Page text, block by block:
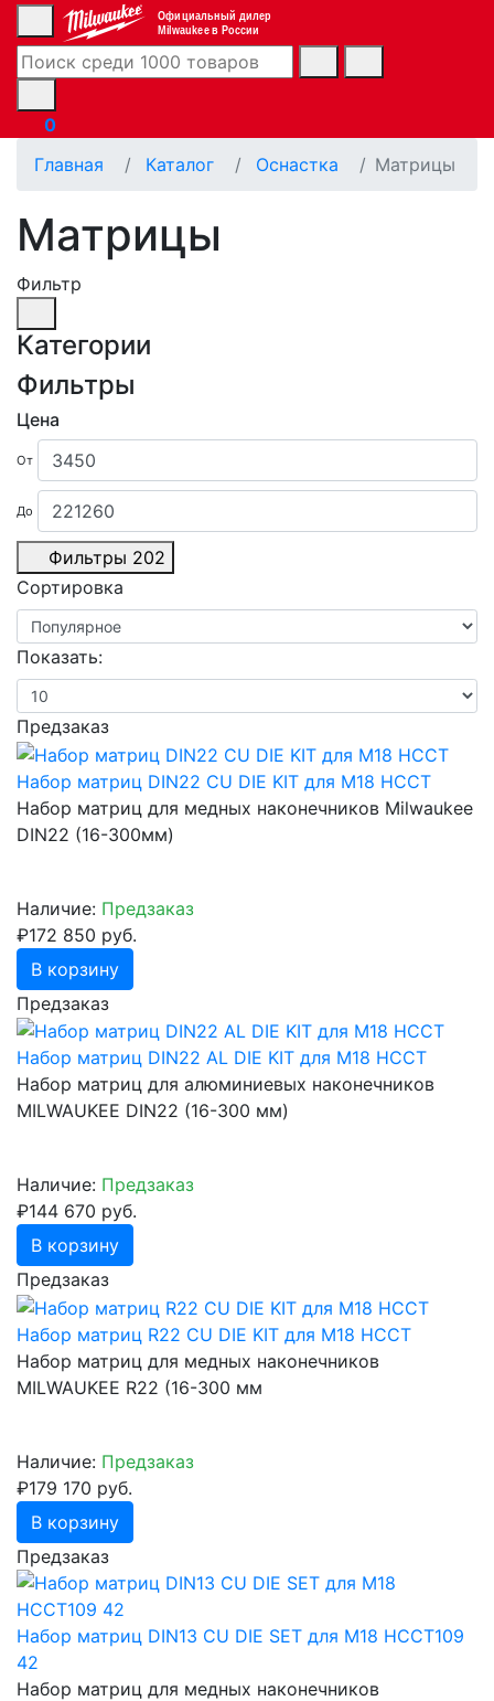
Официальный дилер
Milwaukee в России
0
Главная
Каталог Оснастка Матрицы
Матрицы
Фильтр
Категории
Фильтры
Цена
От
До
Фильтры 202
Сортировка
Показать:
Предзаказ
Набор матриц DIN22 CU DIE KIT для M18 HCCT
Набор матриц для медных наконечников Milwaukee
DIN22 (16-300мм)
Наличие: Предзаказ
₽172 850 руб.
В корзину
Предзаказ
Набор матриц DIN22 AL DIE KIT для M18 HCCT
Набор матриц для алюминиевых наконечников
MILWAUKEE DIN22 (16-300 мм)
Наличие: Предзаказ
₽144 670 руб.
В корзину
Предзаказ
Набор матриц R22 CU DIE KIT для M18 HCCT
Набор матриц для медных наконечников
MILWAUKEE R22 (16-300 мм
Наличие: Предзаказ
₽179 170 руб.
В корзину
Предзаказ
Набор матриц DIN13 CU DIE SET для M18 HCCT109
42
Набор матриц для медных наконечников